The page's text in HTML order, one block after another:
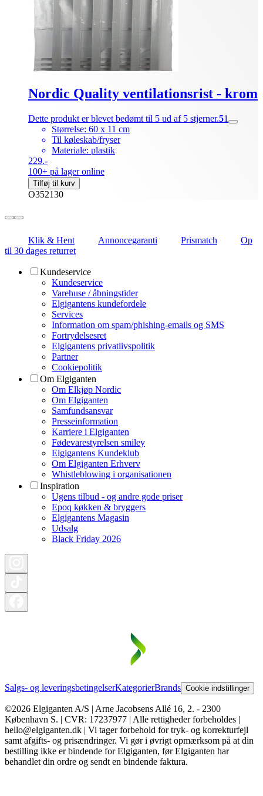
Nordic Quality ventilationsrist - krom
Dette produkt er blevet bedømt til 5 ud af 5 stjerner.51
Størrelse: 60 x 11 cm
Til køleskab/fryser
Materiale: plastik
229.-
100+ på lager online
Tilføj til kurv
O352130
Klik & Hent Annoncegaranti Prismatch
Op
til 30 dages returret
Kundeservice
Kundeservice
Varehuse / åbningstider
Elgigantens kundefordele
Services
Information om spam/phishing-emails og SMS
Fortrydelsesret
Elgigantens privatlivspolitik
Partner
Cookiepolitik
Om Elgiganten
Om Elkjøp Nordic
Om Elgiganten
Samfundsansvar
Presseinformation
Karriere i Elgiganten
Fødevarestyrelsen smiley
Elgigantens Kundeklub
Om Elgiganten Erhverv
Whistleblowing i organisationen
Inspiration
Ugens tilbud - og andre gode priser
Epoq køkken & bryggers
Elgigantens Magasin
Udsalg
Black Friday 2026
Salgs- og leveringsbetingelserKategorierBrands Cookie indstillinger
©2026 Elgiganten A/S | Arne Jacobsens Allé 16, 2. - 2300
København S. | CVR: 17237977 | Alle rettigheder forbeholdes |
hello@elgiganten.dk | Vi tager forbehold for tryk- og korrekturfejl
samt afgifts- og prisændringer. Vi gør i øvrigt opmærksom på at din
bestilling ikke er bindende for Elgiganten, før Elgiganten har
behandlet din ordre og sendt en bindende faktura.